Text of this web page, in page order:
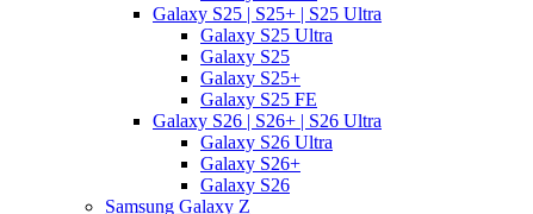
Galaxy S25 | S25+ | S25 Ultra
Galaxy S25 Ultra
Galaxy S25
Galaxy S25+
Galaxy S25 FE
Galaxy S26 | S26+ | S26 Ultra
Galaxy S26 Ultra
Galaxy S26+
Galaxy S26
Samsung Galaxy Z